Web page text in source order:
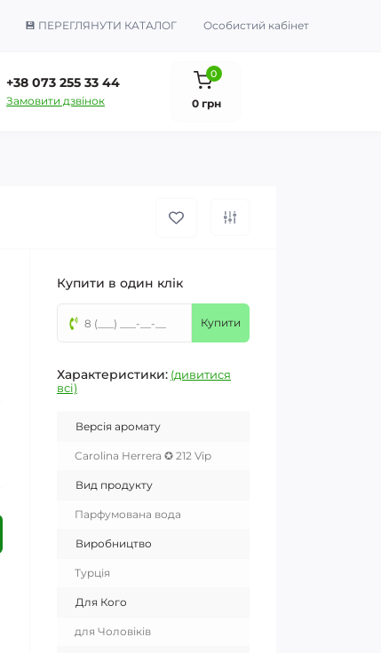
💾 ПЕРЕГЛЯНУТИ КАТАЛОГ Особистий кабінет
+38 073 255 33 44
Замовити дзвінок
0
0 грн
Купити в один клік
Купити
Характеристики: (дивитися
всі)
Версія аромату
Carolina Herrera ✪ 212 Vip
Вид продукту
Парфумована вода
Виробництво
Турція
Для Кого
для Чоловіків